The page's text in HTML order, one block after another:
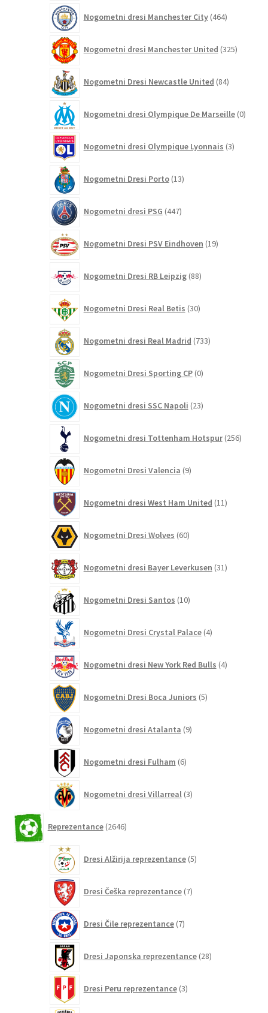
Nogometni dresi Manchester City 464izdelkov
Nogometni dresi Manchester United 325izdelkov
Nogometni Dresi Newcastle United 84izdelkov
Nogometni dresi Olympique De Marseille 0
Nogometni dresi Olympique Lyonnais 3izdelki
Nogometni Dresi Porto 13izdelkov
Nogometni dresi PSG 447izdelkov
Nogometni Dresi PSV Eindhoven 19izdelkov
Nogometni Dresi RB Leipzig 88izdelkov
Nogometni Dresi Real Betis 30izdelkov
Nogometni dresi Real Madrid 733izdelkov
Nogometni Dresi Sporting CP 0izdelkov
Nogometni dresi SSC Napoli 23izdelkov
Nogometni dresi Tottenham Hotspur 256
Nogometni Dresi Valencia 9izdelkov
Nogometni dresi West Ham United 11izdelkov
Nogometni Dresi Wolves 60izdelkov
Nogometni dresi Bayer Leverkusen 31izdelkov
Nogometni Dresi Santos 10izdelkov
Nogometni Dresi Crystal Palace 4izdelki
Nogometni dresi New York Red Bulls 4izdelki
Nogometni Dresi Boca Juniors 5izdelkov
Nogometni dresi Atalanta 9izdelkov
Nogometni dresi Fulham 6izdelkov
Nogometni dresi Villarreal 3izdelki
Reprezentance 2646izdelkov
Dresi Alžirija reprezentance 5izdelkov
Dresi Češka reprezentance 7izdelkov
Dresi Čile reprezentance 7izdelkov
Dresi Japonska reprezentance 28izdelkov
Dresi Peru reprezentance 3izdelki